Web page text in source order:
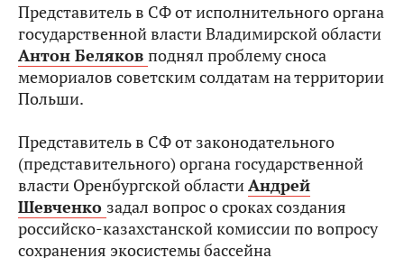
Представитель в СФ от исполнительного органа
государственной власти Владимирской области
Антон Беляков поднял проблему сноса
мемориалов советским солдатам на территории
Польши.
Представитель в СФ от законодательного
(представительного) органа государственной
власти Оренбургской областиАндрей
Шевченко задал вопрос о сроках создания
российско-казахстанской комиссии по вопросу
сохранения экосистемы бассейна